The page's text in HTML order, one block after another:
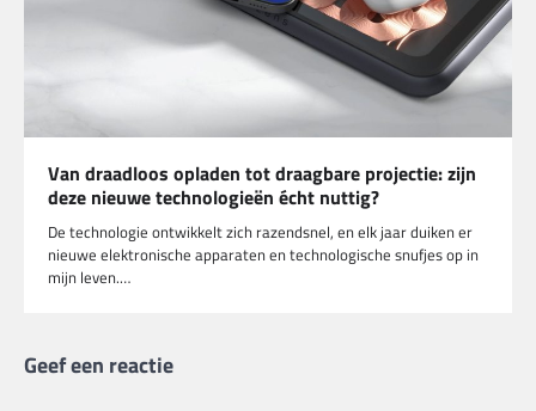
Van draadloos opladen tot draagbare projectie: zijn
deze nieuwe technologieën écht nuttig?
De technologie ontwikkelt zich razendsnel, en elk jaar duiken er
nieuwe elektronische apparaten en technologische snufjes op in
mijn leven.…
Geef een reactie